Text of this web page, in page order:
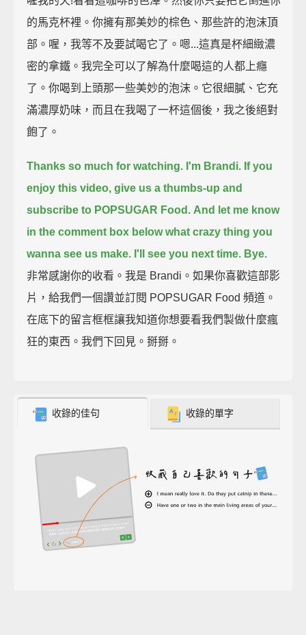
的馬克杯裡。你擁有那美妙的棕色、那些許的泡沫頂
部。喔，我等不及要試喝它了。嗯...這真是杯細緻濃
密的拿鐵。我完全可以了解為什麼喝這的人都上癮
了。你喝到上頭那一些美妙的泡沫。它很細膩、它充
滿濃厚奶味，而且在我喝了一杯這個後，我之後絕對
飽了。
Thanks so much for watching. I'm Brandi. If you
enjoy this video, give us a thumbs-up and
subscribe to POPSUGAR Food. And let me know
in the comment box below what crazy thing you
wanna see us make. I'll see you next time. Bye.
非常感謝你的收看。我是 Brandi。如果你喜歡這部影
片，給我們一個讚並訂閱 POPSUGAR Food 頻道。
在底下的留言框框讓我知道你想要看我們製做什麼瘋
狂的東西。我們下回見。掰掰。
收錄的佳句 收錄的單字